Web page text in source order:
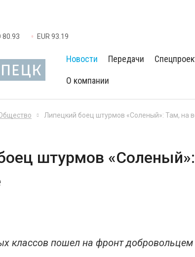
80.93 EUR 93.19
Новости Передачи
О компании
Липецкий боец штурмов «Соленый»: Там, на
штурмов
классов пошел на фронт